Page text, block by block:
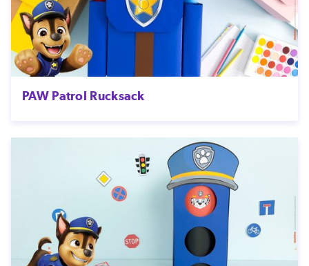
PAW Patrol Rucksack